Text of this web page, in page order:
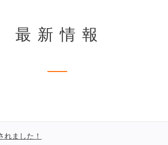
最新情報
れました！